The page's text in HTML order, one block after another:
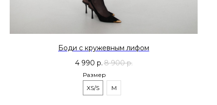
Боди с кружевным лифом
4 990 р.8 900 р.
Размер
XS/S
M